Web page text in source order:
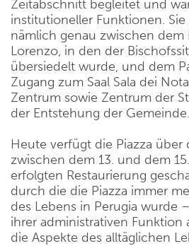
Zeitabschnitt begleitet und
institutioneller Funktionen.
nämlich genau zwischen dem
Lorenzo, in den der
übersiedelt wurde, und dem
Zugang zum Saal Sala dei
Zentrum sowie Zentrum der
der Entstehung der Gemeinde.
Heute verfügt die Piazza über
zwischen dem 13. und dem
erfolgten Restaurierung
durch die die Piazza immer
des Lebens in Perugia wurde
ihrer administrativen Funktion
die Aspekte des alltäglichen